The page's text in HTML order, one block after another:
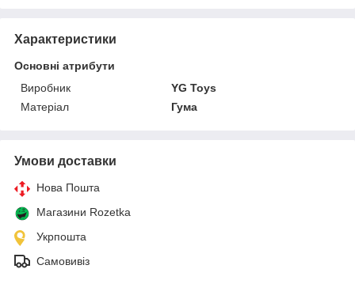
Характеристики
Основні атрибути
Виробник
YG Toys
Матеріал
Гума
Умови доставки
Нова Пошта
Магазини Rozetka
Укрпошта
Самовивіз